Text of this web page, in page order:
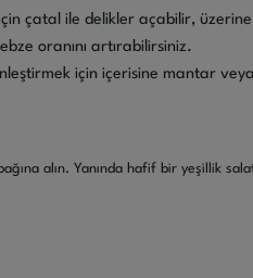
çatal ile delikler açabilir,
oranını artırabilirsiniz.
için içerisine mantar
alın. Yanında hafif bir yeşillik